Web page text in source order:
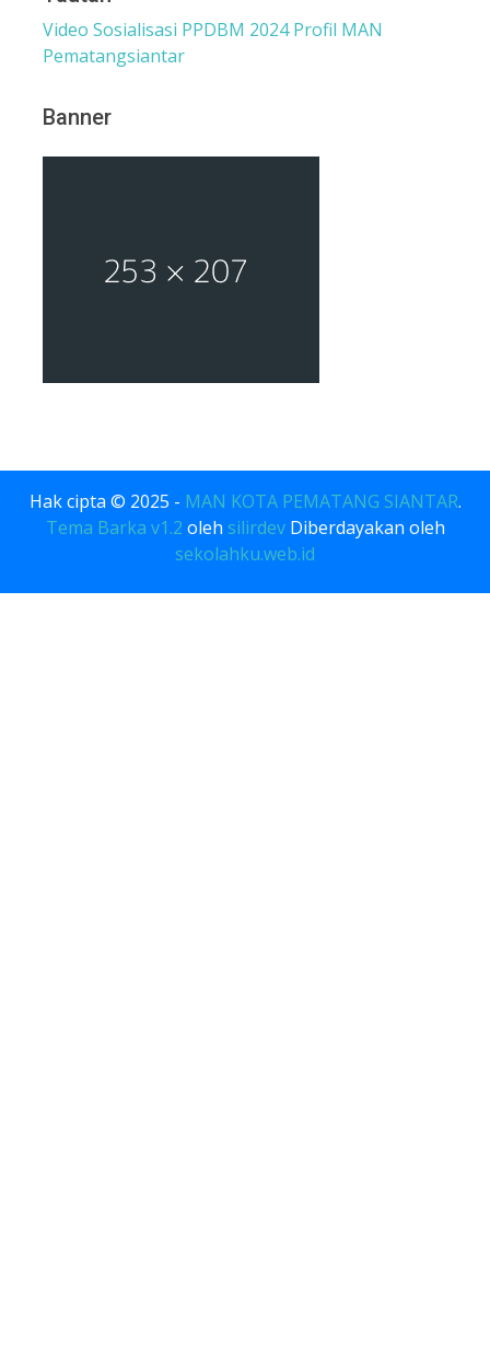
Video Sosialisasi PPDBM 2024 Profil MAN
Pematangsiantar
Banner
Hak cipta © 2025 - MAN KOTA PEMATANG SIANTAR.
Tema Barka v1.2 oleh silirdev Diberdayakan oleh
sekolahku.web.id